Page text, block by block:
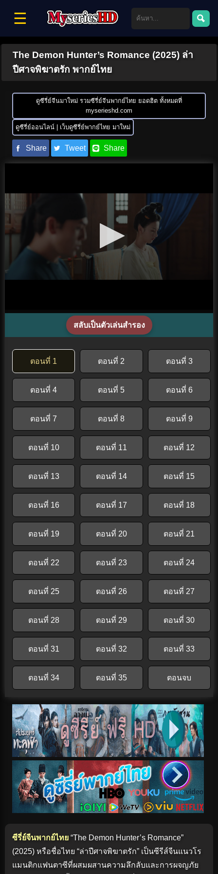
☰
The Demon Hunter’s Romance (2025) ล่า
ปีศาจพิฆาตรัก พากย์ไทย
ดูซีรี่ย์จีนมาใหม่ รวมซีรี่ย์จีนพากย์ไทย ยอดฮิต ทั้งหมดที่
myserieshd.com
ดูซีรี่ย์ออนไลน์ | เว็บดูซีรี่ย์พากย์ไทย มาใหม่
Share Tweet Share
สลับเป็นตัวเล่นสำรอง
ตอนที่ 1 ตอนที่ 2 ตอนที่ 3
ตอนที่ 4 ตอนที่ 5 ตอนที่ 6
ตอนที่ 7 ตอนที่ 8 ตอนที่ 9
ตอนที่ 10 ตอนที่ 11 ตอนที่ 12
ตอนที่ 13 ตอนที่ 14 ตอนที่ 15
ตอนที่ 16 ตอนที่ 17 ตอนที่ 18
ตอนที่ 19 ตอนที่ 20 ตอนที่ 21
ตอนที่ 22 ตอนที่ 23 ตอนที่ 24
ตอนที่ 25 ตอนที่ 26 ตอนที่ 27
ตอนที่ 28 ตอนที่ 29 ตอนที่ 30
ตอนที่ 31 ตอนที่ 32 ตอนที่ 33
ตอนที่ 34 ตอนที่ 35 ตอนจบ
ซีรี่ย์จีนพากย์ไทย “The Demon Hunter’s Romance”
(2025) หรือชื่อไทย “ล่าปีศาจพิฆาตรัก” เป็นซีรีส์จีนแนวโร
แมนติกแฟนตาซีที่ผสมผสานความลึกลับและการผจญภัย